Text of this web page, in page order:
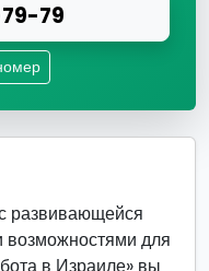
79
развивающейся
возможностями для